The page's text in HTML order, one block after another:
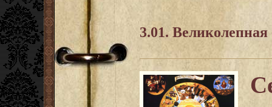
3.01. Великолепная